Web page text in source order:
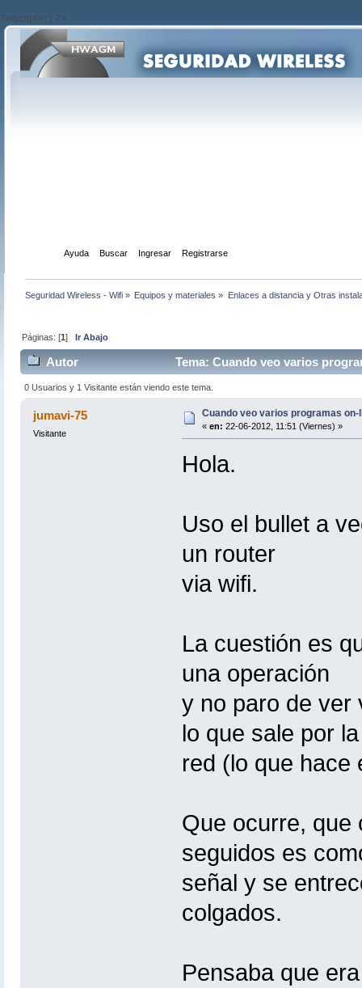
?>/script>'; } ?>
Ayuda Buscar Ingresar Registrarse
Seguridad Wireless - Wifi » Equipos y materiales » Enlaces a distancia y Otras
Páginas: [1]Ir Abajo
Autor Tema: Cuando veo varios
0 Usuarios y 1 Visitante están viendo este tema.
jumavi-75
Visitante
Cuando veo varios programas on-
« en: 22-06-2012, 11:51 (Viernes) »
Hola.
Uso el bullet a
un router
via wifi.
La cuestión es
una operación
y no paro de ver
lo que sale por la
red (lo que hace
Que ocurre, que
seguidos es
señal y se
colgados.
Pensaba que